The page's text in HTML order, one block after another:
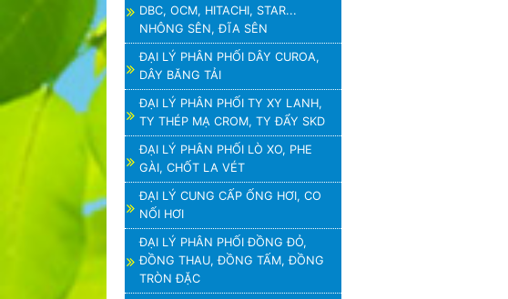
DBC, OCM, HITACHI, STAR...
NHÔNG SÊN, ĐĨA SÊN
ĐẠI LÝ PHÂN PHỐI DÂY CUROA,
DÂY BĂNG TẢI
ĐẠI LÝ PHÂN PHỐI TY XY LANH,
TY THÉP MẠ CROM, TY ĐẨY SKD
ĐẠI LÝ PHÂN PHỐI LÒ XO, PHE
GÀI, CHỐT LA VÉT
ĐẠI LÝ CUNG CẤP ỐNG HƠI, CO
NỐI HƠI
ĐẠI LÝ PHÂN PHỐI ĐỒNG ĐỎ,
ĐỒNG THAU, ĐỒNG TẤM, ĐỒNG
TRÒN ĐẶC